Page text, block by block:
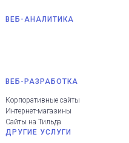
ВЕБ-АНАЛИТИКА
ВЕБ-РАЗРАБОТКА
Корпоративные сайты
Интернет-магазины
Сайты на Тильда
ДРУГИЕ УСЛУГИ